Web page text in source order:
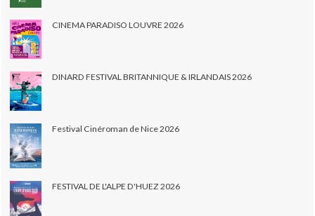
CINEMA PARADISO LOUVRE 2026
DINARD FESTIVAL BRITANNIQUE & IRLANDAIS 2026
Festival Cinéroman de Nice 2026
FESTIVAL DE L'ALPE D'HUEZ 2026